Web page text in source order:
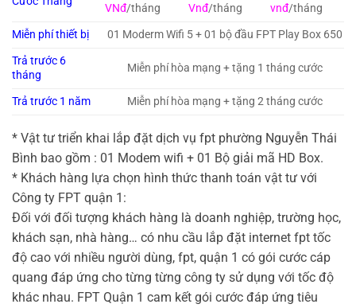
VNđ/tháng
Vnđ/tháng
vnđ/tháng
Miễn phí thiết bị
01 Moderm Wifi 5 + 01 bộ đầu FPT Play Box 650
Trả trước 6
tháng
Miễn phí hòa mạng + tặng 1 tháng cước
Trả trước 1 năm Miễn phí hòa mạng + tặng 2 tháng cước
* Vật tư triển khai lắp đặt dịch vụ fpt phường Nguyễn Thái
Bình bao gồm : 01 Modem wifi + 01 Bộ giải mã HD Box.
* Khách hàng lựa chọn hình thức thanh toán vật tư với
Công ty FPT quận 1:
Đối với đối tượng khách hàng là doanh nghiệp, trường học,
khách sạn, nhà hàng… có nhu cầu lắp đặt internet fpt tốc
độ cao với nhiều người dùng, fpt, quận 1 có gói cước cáp
quang đáp ứng cho từng từng công ty sử dụng với tốc độ
khác nhau. FPT Quận 1 cam kết gói cước đáp ứng tiêu